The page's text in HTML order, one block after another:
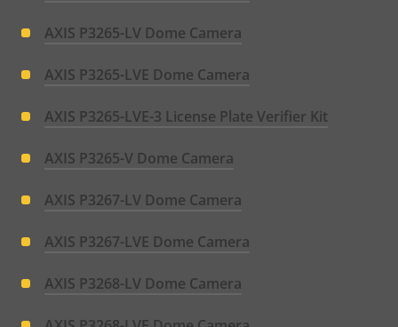
AXIS P3265-LV Dome Camera
AXIS P3265-LVE Dome Camera
AXIS P3265-LVE-3 License Plate Verifier Kit
AXIS P3265-V Dome Camera
AXIS P3267-LV Dome Camera
AXIS P3267-LVE Dome Camera
AXIS P3268-LV Dome Camera